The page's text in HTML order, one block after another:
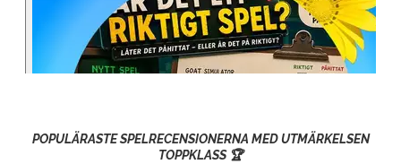
POPULÄRASTE SPELRECENSIONERNA MED UTMÄRKELSEN
TOPPKLASS 🏆